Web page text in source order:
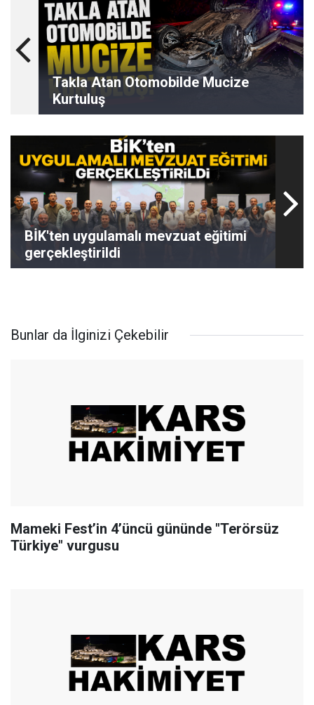
Takla Atan Otomobilde Mucize
Kurtuluş
BİK'ten uygulamalı mevzuat eğitimi
gerçekleştirildi
Bunlar da İlginizi Çekebilir
Mameki Fest’in 4’üncü gününde "Terörsüz
Türkiye" vurgusu